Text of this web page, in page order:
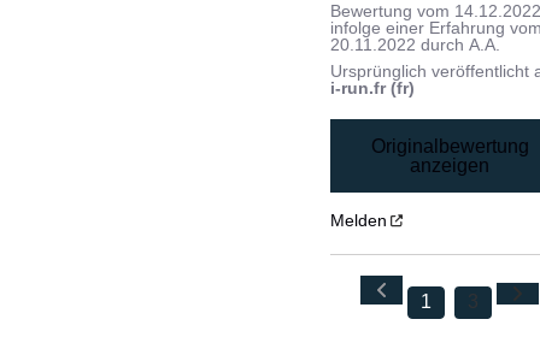
Bewertung vom
infolge einer Erfahrung
20.11.2022 durchA.A.
Ursprünglich veröffentlicht
i-run.fr (fr)
Originalbewertung
anzeigen
Melden
1 3